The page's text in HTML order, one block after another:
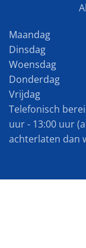
Maandag
Dinsdag
Woensdag
Donderdag
Vrijdag
Telefonisch
uur - 13:00 uur
achterlaten dan